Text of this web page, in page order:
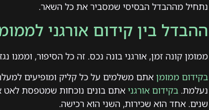
נתחיל מההבדל הבסיסי שמסביר את כל השאר.
ההבדל בין קידום אורגני
ממומן קונה זמן, אורגני בונה נכס. זה כל הסיפור, וממנו
בקידום ממומן אתם משלמים על כל קליק ומופיעים
נעלמת. בקידום אורגני אתם בונים נוכחות שמטפסת לאט
שנים. אחד הוא שכירות, השני הוא רכישה.